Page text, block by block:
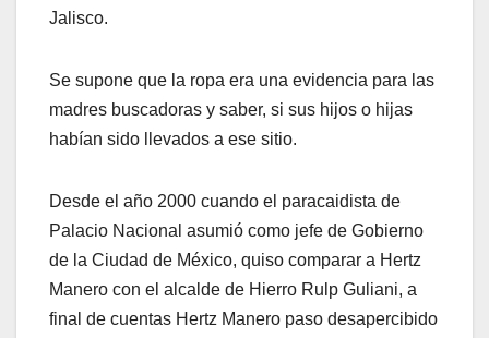
Jalisco.
Se supone que la ropa era una evidencia para las
madres buscadoras y saber, si sus hijos o hijas
habían sido llevados a ese sitio.
Desde el año 2000 cuando el paracaidista de
Palacio Nacional asumió como jefe de Gobierno
de la Ciudad de México, quiso comparar a Hertz
Manero con el alcalde de Hierro Rulp Guliani, a
final de cuentas Hertz Manero paso desapercibido